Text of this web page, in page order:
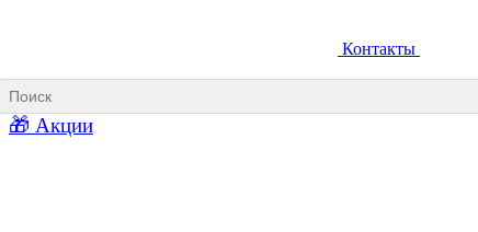
Ковши для фронтальных погрузчиков
Контакты
🎁 Акции